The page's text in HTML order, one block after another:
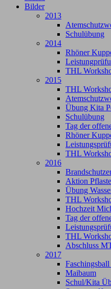
Bilder
2013
Schulübung
2014
Rhöner
THL
2015
THL
Übung Kita
Schulübung
Tag der
Rhöner
THL
2016
Aktion
Übung
THL
Hochzeit
Tag der
THL
Abschluss
2017
Maibaum
Schul/Kita